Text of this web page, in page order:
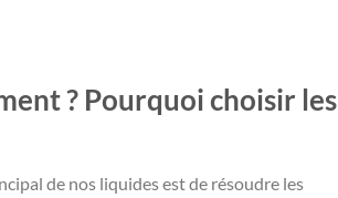
? Pourquoi choisir les
de nos liquides est de résoudre les